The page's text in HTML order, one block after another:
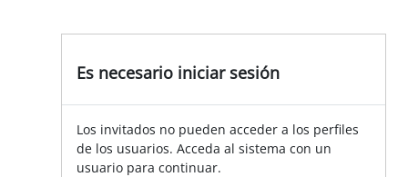
Es necesario iniciar sesión
Los invitados no pueden acceder a los perfiles
de los usuarios. Acceda al sistema con un
usuario para continuar.